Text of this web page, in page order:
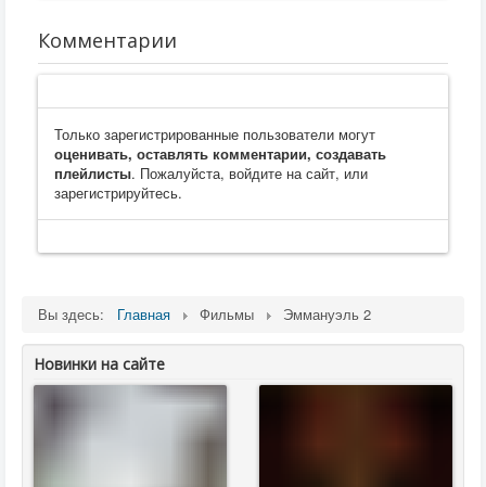
Комментарии
Только зарегистрированные пользователи могут
оценивать, оставлять комментарии, создавать
плейлисты. Пожалуйста, войдите на сайт, или
зарегистрируйтесь.
Вы здесь: Главная Фильмы Эммануэль 2
Новинки на сайте